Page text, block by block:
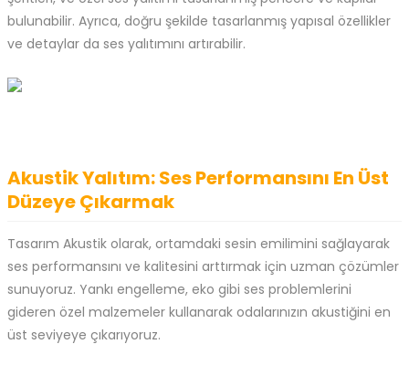
bulunabilir. Ayrıca, doğru şekilde tasarlanmış yapısal özellikler
ve detaylar da ses yalıtımını artırabilir.
Akustik Yalıtım: Ses Performansını En Üst
Düzeye Çıkarmak
Tasarım Akustik olarak, ortamdaki sesin emilimini sağlayarak
ses performansını ve kalitesini arttırmak için uzman çözümler
sunuyoruz. Yankı engelleme, eko gibi ses problemlerini
gideren özel malzemeler kullanarak odalarınızın akustiğini en
üst seviyeye çıkarıyoruz.